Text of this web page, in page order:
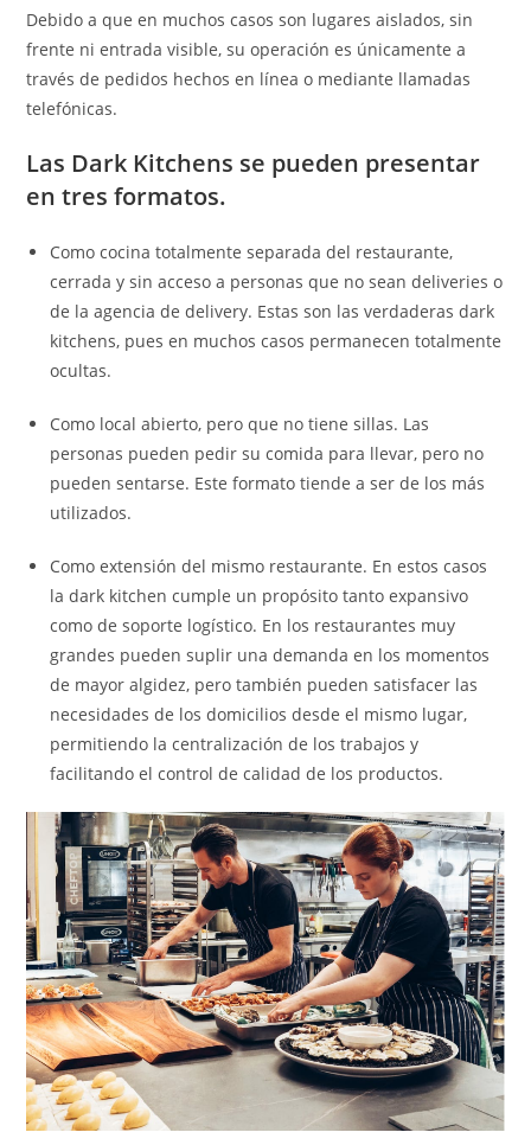
Debido a que en muchos casos son lugares aislados, sin
frente ni entrada visible, su operación es únicamente a
través de pedidos hechos en línea o mediante llamadas
telefónicas.
Las Dark Kitchens se pueden presentar
en tres formatos.
Como cocina totalmente separada del restaurante,
cerrada y sin acceso a personas que no sean deliveries o
de la agencia de delivery. Estas son las verdaderas dark
kitchens, pues en muchos casos permanecen totalmente
ocultas.
Como local abierto, pero que no tiene sillas. Las
personas pueden pedir su comida para llevar, pero no
pueden sentarse. Este formato tiende a ser de los más
utilizados.
Como extensión del mismo restaurante. En estos casos
la dark kitchen cumple un propósito tanto expansivo
como de soporte logístico. En los restaurantes muy
grandes pueden suplir una demanda en los momentos
de mayor algidez, pero también pueden satisfacer las
necesidades de los domicilios desde el mismo lugar,
permitiendo la centralización de los trabajos y
facilitando el control de calidad de los productos.